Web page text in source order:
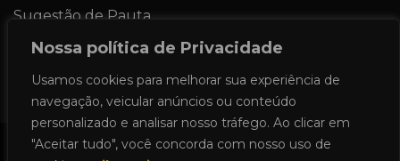
Nossa política de Privacidade
Usamos cookies para melhorar sua experiência de
navegação, veicular anúncios ou conteúdo
personalizado e analisar nosso tráfego. Ao clicar em
"Aceitar tudo", você concorda com nosso uso de
Sugestão de Pauta
Contato